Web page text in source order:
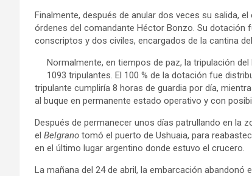
Finalmente, después de anular dos veces su salida, el
órdenes del comandante Héctor Bonzo. Su
conscriptos y dos civiles, encargados de la cantina
Normalmente, en tiempos de paz, la tripulación
1093 tripulantes. ​El 100 % de la dotación fue
tripulante cumpliría 8 horas de guardia por día,
al buque en permanente estado operativo y con
Después de permanecer unos días patrullando en la
el Belgrano tomó el puerto de Ushuaia, para
en el último lugar argentino donde estuvo el crucero.
La mañana del 24 de abril, la embarcación